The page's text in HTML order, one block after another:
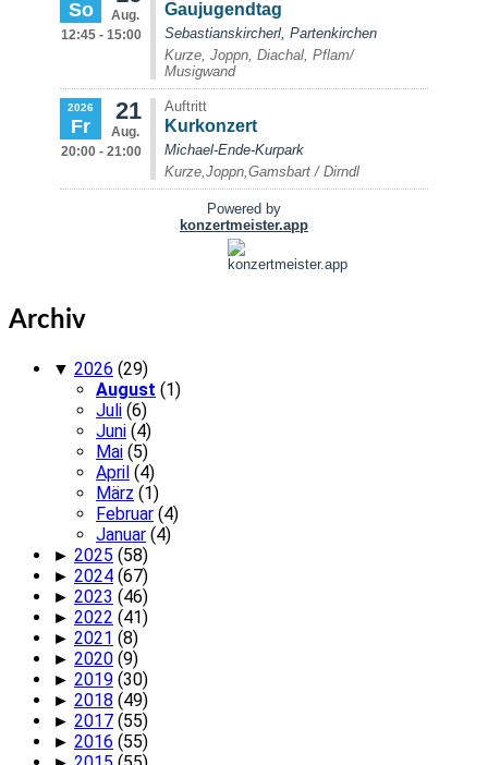
Archiv
▼ 2026 (29)
August (1)
Juli (6)
Juni (4)
Mai (5)
April (4)
März (1)
Februar (4)
Januar (4)
► 2025 (58)
► 2024 (67)
► 2023 (46)
► 2022 (41)
► 2021 (8)
► 2020 (9)
► 2019 (30)
► 2018 (49)
► 2017 (55)
► 2016 (55)